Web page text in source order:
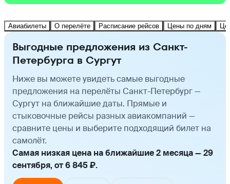
Авиабилеты О перелёте Расписание рейсов Цены по дням
Выгодные предложения из Санкт-
Петербурга в Сургут
Ниже вы можете увидеть самые выгодные
предложения на перелёты Санкт-Петербург —
Сургут на ближайшие даты. Прямые и
стыковочные рейсы разных авиакомпаний —
сравните цены и выберите подходящий билет на
самолёт.
Самая низкая цена на ближайшие 2 месяца — 29
сентября, от 6 845 ₽.